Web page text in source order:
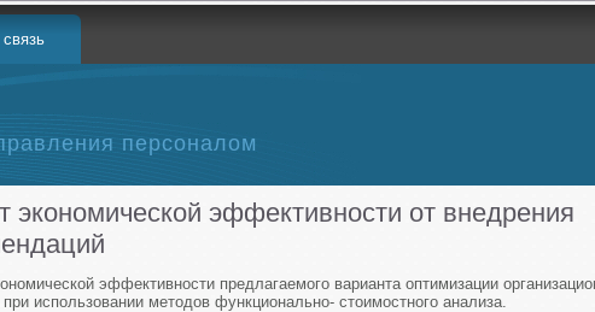
персоналом
экономической эффективности от внедрения
эффективности предлагаемого варианта оптимизации
использовании методов функционально- стоимостного анализа.